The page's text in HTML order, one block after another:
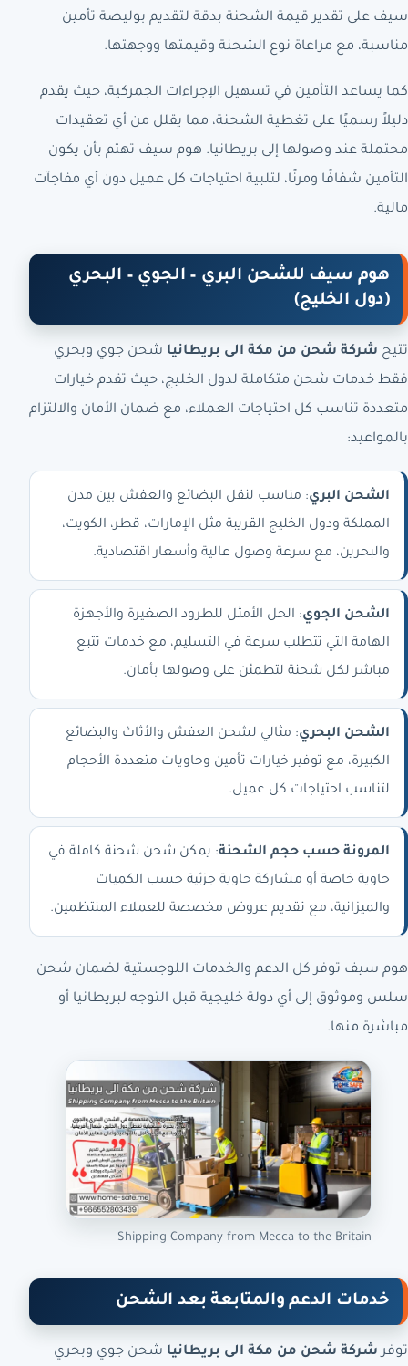
سيف على تقدير قيمة الشحنة بدقة لتقديم بوليصة تأمين
مناسبة، مع مراعاة نوع الشحنة وقيمتها ووجهتها.
كما يساعد التأمين في تسهيل الإجراءات الجمركية، حيث يقدم
دليلاً رسميًا على تغطية الشحنة، مما يقلل من أي تعقيدات
محتملة عند وصولها إلى بريطانيا. هوم سيف تهتم بأن يكون
التأمين شفافًا ومرنًا، لتلبية احتياجات كل عميل دون أي مفاجآت
مالية.
هوم سيف للشحن البري – الجوي – البحري
(دول الخليج)
تتيح شركة شحن من مكة الى بريطانيا شحن جوي وبحري
فقط خدمات شحن متكاملة لدول الخليج، حيث تقدم خيارات
متعددة تناسب كل احتياجات العملاء، مع ضمان الأمان والالتزام
بالمواعيد:
الشحن البري: مناسب لنقل البضائع والعفش بين مدن
المملكة ودول الخليج القريبة مثل الإمارات، قطر، الكويت،
والبحرين، مع سرعة وصول عالية وأسعار اقتصادية.
الشحن الجوي: الحل الأمثل للطرود الصغيرة والأجهزة
الهامة التي تتطلب سرعة في التسليم، مع خدمات تتبع
مباشر لكل شحنة لتطمئن على وصولها بأمان.
الشحن البحري: مثالي لشحن العفش والأثاث والبضائع
الكبيرة، مع توفير خيارات تأمين وحاويات متعددة الأحجام
لتناسب احتياجات كل عميل.
المرونة حسب حجم الشحنة: يمكن شحن شحنة كاملة في
حاوية خاصة أو مشاركة حاوية جزئية حسب الكميات
والميزانية، مع تقديم عروض مخصصة للعملاء المنتظمين.
هوم سيف توفر كل الدعم والخدمات اللوجستية لضمان شحن
سلس وموثوق إلى أي دولة خليجية قبل التوجه لبريطانيا أو
مباشرة منها.
Shipping Company from Mecca to the Britain
خدمات الدعم والمتابعة بعد الشحن
توفر شركة شحن من مكة الى بريطانيا شحن جوي وبحري